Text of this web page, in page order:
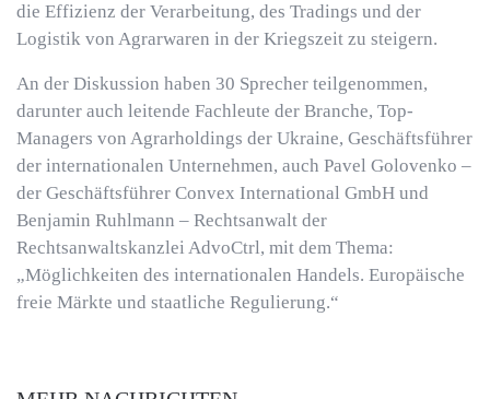
die Effizienz der Verarbeitung, des Tradings und der
Logistik von Agrarwaren in der Kriegszeit zu steigern.
An der Diskussion haben 30 Sprecher teilgenommen,
darunter auch leitende Fachleute der Branche, Top-
Managers von Agrarholdings der Ukraine, Geschäftsführer
der internationalen Unternehmen, auch Pavel Golovenko –
der Geschäftsführer Convex International GmbH und
Benjamin Ruhlmann – Rechtsanwalt der
Rechtsanwaltskanzlei AdvoCtrl, mit dem Thema:
„Möglichkeiten des internationalen Handels. Europäische
freie Märkte und staatliche Regulierung.“